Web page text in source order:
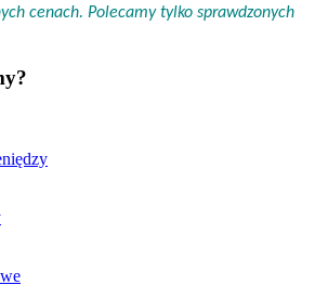
cenach. Polecamy tylko sprawdzonych